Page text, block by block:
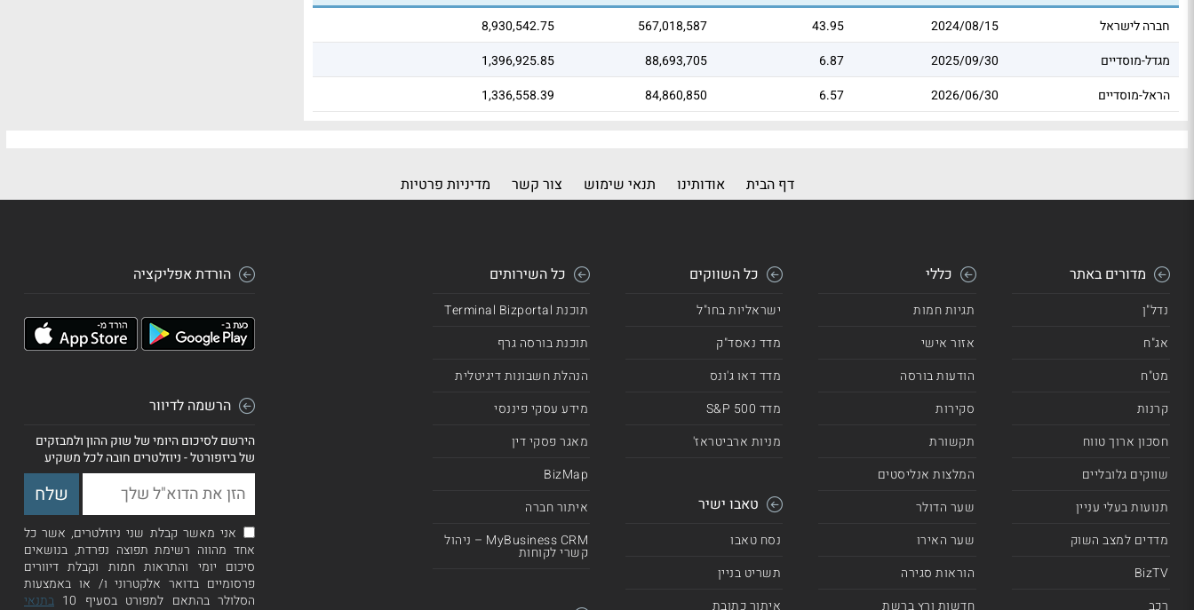
חברה לישראל
2024/08/15
43.95
567,018,587
8,930,542.75
מגדל-מוסדיים
2025/09/30
6.87
88,693,705
1,396,925.85
הראל-מוסדיים
2026/06/30
6.57
84,860,850
1,336,558.39
דף הבית אודותינו תנאי שימוש צור קשר מדיניות פרטיות
מדורים באתר
נדל"ן
אג"ח
מט"ח
קרנות
חסכון ארוך טווח
שווקים גלובליים
תנועות בעלי עניין
מדדים למצב השוק
BizTV
רכב
כללי
תגיות חמות
אזור אישי
הודעות בורסה
סקירות
תקשורת
המלצות אנליסטים
שער הדולר
שער האירו
הוראות סגירה
חדשות ורץ ברשת
כל השווקים
ישראליות בחו"ל
מדד נאסד"ק
מדד דאו ג'ונס
מדד 500 S&P
מניות ארביטראז'
טאבו ישיר
נסח טאבו
תשריט בניין
איתור כתובת
כל השירותים
תוכנת Terminal Bizportal
תוכנת בורסה גרף
הנהלת חשבונות דיגיטלית
מידע עסקי פיננסי
מאגר פסקי דין
BizMap
איתור חברה
MyBusiness CRM – ניהול
קשרי לקוחות
הורדת אפליקציה
הרשמה לדיוור
הירשם לסיכום היומי של שוק ההון ולמבזקים
של ביזפורטל - ניוזלטרים חובה לכל משקיע
אני מאשר קבלת שני ניוזלטרים, אשר כל
אחד מהווה רשימת תפוצה נפרדת, בנושאים
סיכום יומי והתראות חמות וקבלת דיוורים
פרסומיים בדואר אלקטרוני ו/ או באמצעות
הסלולר בהתאם למפורט בסעיף 10
בתנאי